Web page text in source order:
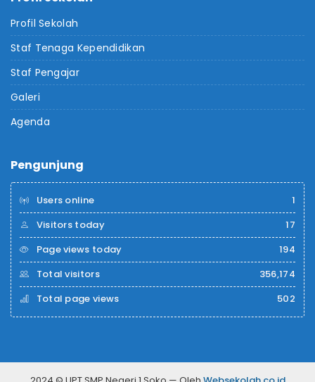
Profil Sekolah
Staf Tenaga Kependidikan
Staf Pengajar
Galeri
Agenda
Pengunjung
Users online
1
Visitors today
17
Page views today
194
Total visitors
356,174
Total page views
502